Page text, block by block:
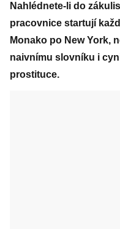
Nahlédnete-li do
pracovnice startují
Monako po New York,
naivnímu slovníku i
prostituce.